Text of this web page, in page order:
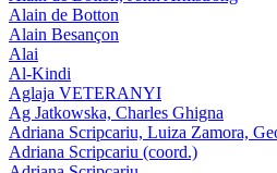
Alain de Botton
Alain Besançon
Alai
Al-Kindi
Aglaja VETERANYI
Ag Jatkowska, Charles Ghigna
Adriana Scripcariu, Luiza Zamora,
Adriana Scripcariu (coord.)